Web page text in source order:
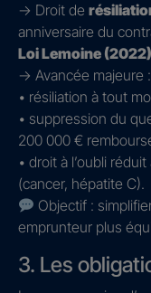
→ Droit de
anniversaire du
Loi Lemoine (2022)
→ Avancée majeure :
• résiliation à tout
• suppression du
200 000 €
• droit à l’oubli
(cancer, hépatite C).
Objectif :
emprunteur plus
3. Les